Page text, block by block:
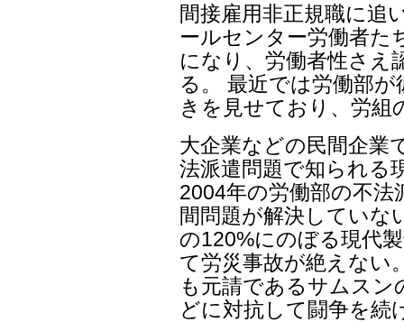
間接雇用非正規職に追
ールセンター労働者た
になり、労働者性さえ
る。 最近では労働部
きを見せており、労組
大企業などの民間企業
法派遣問題で知られる
2004年の労働部の不
間問題が解決していな
の120%にのぼる現代
て労災事故が絶えない
も元請であるサムスン
どに対抗して闘争を続